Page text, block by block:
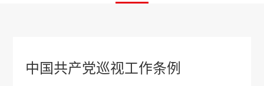
中国共产党巡视工作条例